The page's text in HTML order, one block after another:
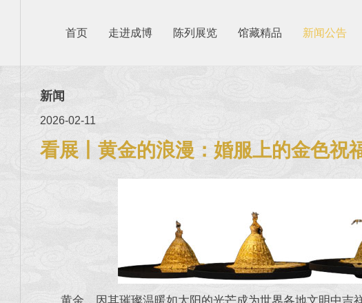
首页 走进成博 陈列展览 馆藏精品 新闻公告
新闻
2026-02-11
看展丨黄金的浪漫：婚服上的金色祝